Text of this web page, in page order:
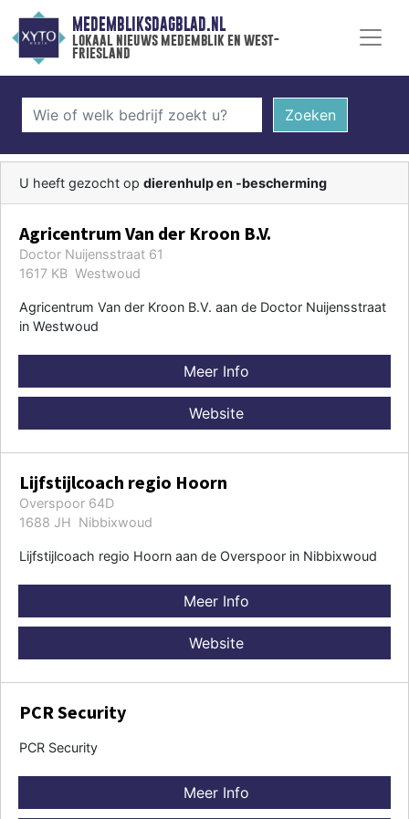
MEDEMBLIKSDAGBLAD.NL
lokaal nieuws medemblik en west-
friesland
Zoeken
U heeft gezocht op dierenhulp en -bescherming
Agricentrum Van der Kroon B.V.
Doctor Nuijensstraat 61
1617 KB Westwoud
Agricentrum Van der Kroon B.V. aan de Doctor Nuijensstraat
in Westwoud
Meer Info
Website
Lijfstijlcoach regio Hoorn
Overspoor 64D
1688 JH Nibbixwoud
Lijfstijlcoach regio Hoorn aan de Overspoor in Nibbixwoud
Meer Info
Website
PCR Security
PCR Security
Meer Info